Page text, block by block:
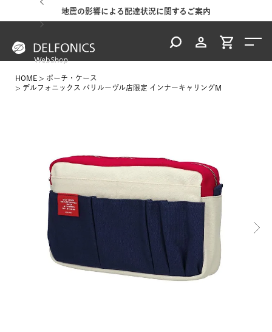
地震の影響による配達状況に関するご案内
HOME
ポーチ・ケース
デルフォニックス パリルーヴル店限定 インナーキャリングM